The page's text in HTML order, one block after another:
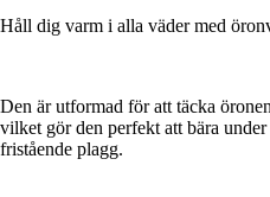
Håll dig varm i alla väder med
Den är utformad för att täcka
vilket gör den perfekt att bära
fristående plagg.